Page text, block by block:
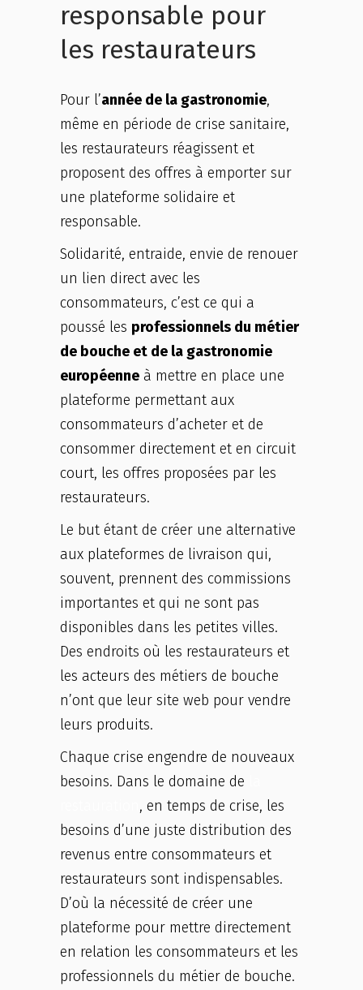
responsable pour
les restaurateurs
Pour l’année de la gastronomie,
même en période de crise sanitaire,
les restaurateurs réagissent et
proposent des offres à emporter sur
une plateforme solidaire et
responsable.
Solidarité, entraide, envie de renouer
un lien direct avec les
consommateurs, c’est ce qui a
poussé les professionnels du métier
de bouche et de la gastronomie
européenne à mettre en place une
plateforme permettant aux
consommateurs d’acheter et de
consommer directement et en circuit
court, les offres proposées par les
restaurateurs.
Le but étant de créer une alternative
aux plateformes de livraison qui,
souvent, prennent des commissions
importantes et qui ne sont pas
disponibles dans les petites villes.
Des endroits où les restaurateurs et
les acteurs des métiers de bouche
n’ont que leur site web pour vendre
leurs produits.
Chaque crise engendre de nouveaux
besoins. Dans le domaine de
, en temps de crise, les
besoins d’une juste distribution des
revenus entre consommateurs et
restaurateurs sont indispensables.
D’où la nécessité de créer une
plateforme pour mettre directement
en relation les consommateurs et les
professionnels du métier de bouche.